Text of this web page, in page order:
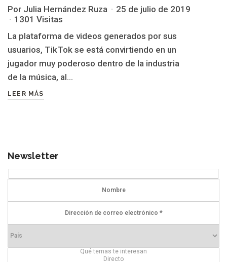
Por Julia Hernández Ruza
25 de julio de 2019
1301 Visitas
La plataforma de videos generados por sus
usuarios, TikTok se está convirtiendo en un
jugador muy poderoso dentro de la industria
de la música, al...
LEER MÁS
Newsletter